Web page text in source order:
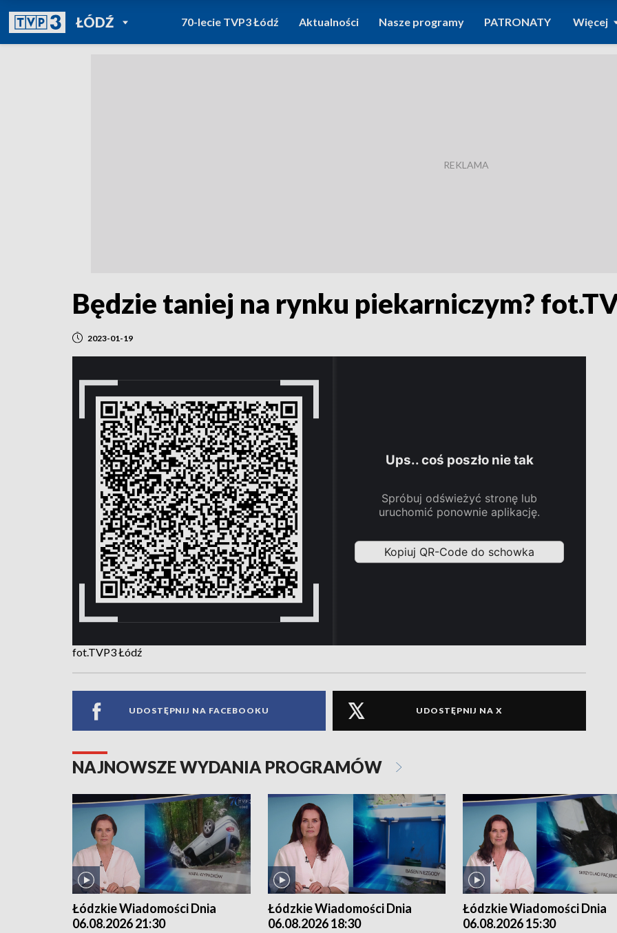
ŁÓDŹPOWRÓT DO
TVP REGIONY
70-lecie TVP3 Łódź Aktualności Nasze programy PATRONATY Więcej
Będzie taniej na rynku piekarniczym?
2023-01-19
fot.TVP3 Łódź
UDOSTĘPNIJ NA FACEBOOKU UDOSTĘPNIJ NA X
NAJNOWSZE WYDANIA PROGRAMÓW
Łódzkie Wiadomości Dnia
06.08.2026 21:30
Łódzkie Wiadomości Dnia
06.08.2026 18:30
Łódzkie Wiadomości Dnia
06.08.2026 15:30